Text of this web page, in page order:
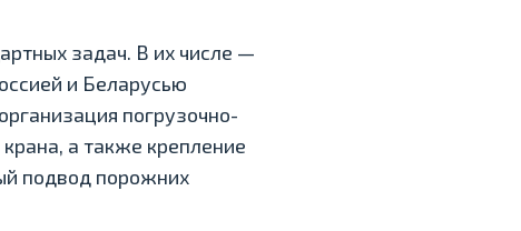
задач. В их числе —
и Беларусью
погрузочно-
а также крепление
подвод порожних